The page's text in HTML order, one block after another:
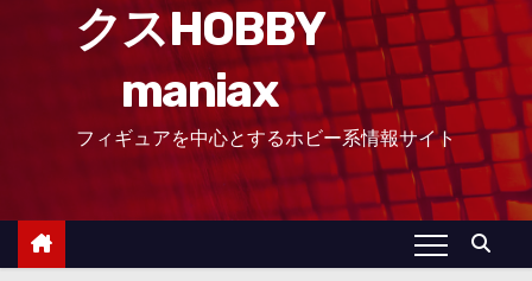
クスHOBBY
maniax
フィギュアを中心とするホビー系情報サイト